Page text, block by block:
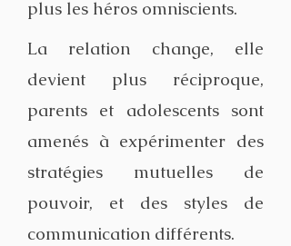
plus les héros omniscients.
La relation change, elle
devient plus réciproque,
parents et adolescents sont
amenés à expérimenter des
stratégies mutuelles de
pouvoir, et des styles de
communication différents.